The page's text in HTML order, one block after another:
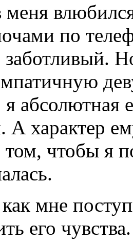
меня
по
я абсолютная
А характер
чтобы я
мне
его